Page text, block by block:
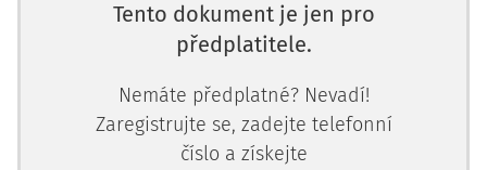
Tento dokument je jen pro
předplatitele.
Nemáte předplatné? Nevadí!
Zaregistrujte se, zadejte telefonní
číslo a získejte